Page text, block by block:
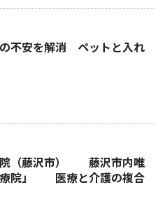
不安を解消 ペットと入れ
院（藤沢市） 藤沢市内唯
療院」 医療と介護の複合